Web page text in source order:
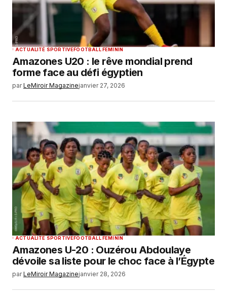
ACTUALITÉ SPORTIVEFOOTBALL FEMININ
Amazones U20 : le rêve mondial prend
forme face au défi égyptien
par LeMiroir Magazinejanvier 27, 2026
ACTUALITÉ SPORTIVEFOOTBALL FEMININ
Amazones U-20 : Ouzérou Abdoulaye
dévoile sa liste pour le choc face à l’Égypte
par LeMiroir Magazinejanvier 28, 2026